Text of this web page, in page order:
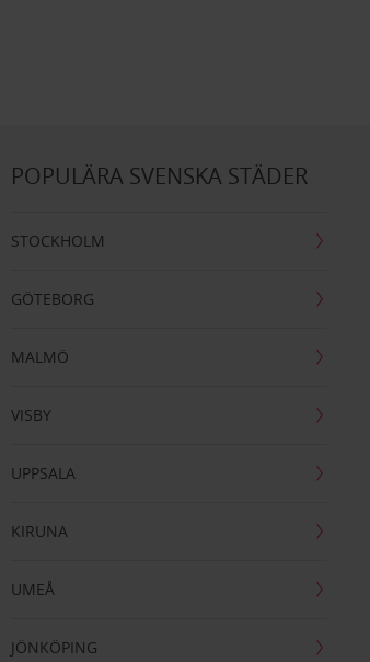
POPULÄRA SVENSKA STÄDER
STOCKHOLM
GÖTEBORG
MALMÖ
VISBY
UPPSALA
KIRUNA
UMEÅ
JÖNKÖPING